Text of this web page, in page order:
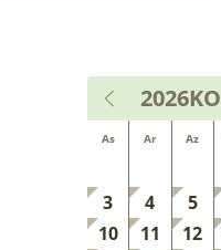
2026KO
As Ar Az
3
4 5
10
11 12